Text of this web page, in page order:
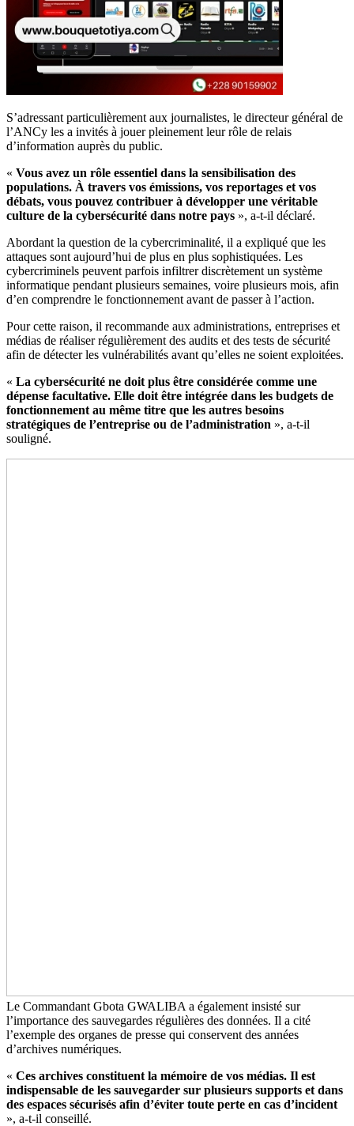
S’adressant particulièrement aux journalistes, le directeur général de
l’ANCy les a invités à jouer pleinement leur rôle de relais
d’information auprès du public.
« Vous avez un rôle essentiel dans la sensibilisation des
populations. À travers vos émissions, vos reportages et vos
débats, vous pouvez contribuer à développer une véritable
culture de la cybersécurité dans notre pays », a-t-il déclaré.
Abordant la question de la cybercriminalité, il a expliqué que les
attaques sont aujourd’hui de plus en plus sophistiquées. Les
cybercriminels peuvent parfois infiltrer discrètement un système
informatique pendant plusieurs semaines, voire plusieurs mois, afin
d’en comprendre le fonctionnement avant de passer à l’action.
Pour cette raison, il recommande aux administrations, entreprises et
médias de réaliser régulièrement des audits et des tests de sécurité
afin de détecter les vulnérabilités avant qu’elles ne soient exploitées.
« La cybersécurité ne doit plus être considérée comme une
dépense facultative. Elle doit être intégrée dans les budgets de
fonctionnement au même titre que les autres besoins
stratégiques de l’entreprise ou de l’administration », a-t-il
souligné.
Le Commandant Gbota GWALIBA a également insisté sur
l’importance des sauvegardes régulières des données. Il a cité
l’exemple des organes de presse qui conservent des années
d’archives numériques.
« Ces archives constituent la mémoire de vos médias. Il est
indispensable de les sauvegarder sur plusieurs supports et dans
des espaces sécurisés afin d’éviter toute perte en cas d’incident
», a-t-il conseillé.